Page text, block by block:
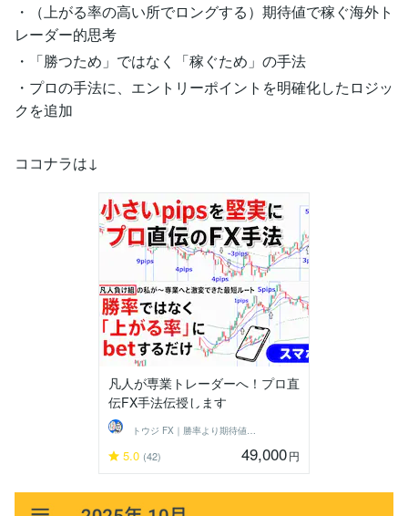
・（上がる率の高い所でロングする）期待値で稼ぐ海外ト
レーダー的思考
・「勝つため」ではなく「稼ぐため」の手法
・プロの手法に、エントリーポイントを明確化したロジッ
クを追加
ココナラは↓
凡人が専業トレーダーへ！プロ直
伝FX手法伝授します
5.0 (42) 49,000円